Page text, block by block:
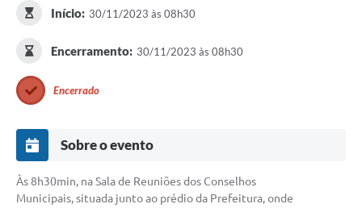
Início: 30/11/2023 às 08h30
Encerramento: 30/11/2023 às 08h30
Encerrado
Sobre o evento
Às 8h30min, na Sala de Reuniões dos Conselhos
Municipais, situada junto ao prédio da Prefeitura, onde